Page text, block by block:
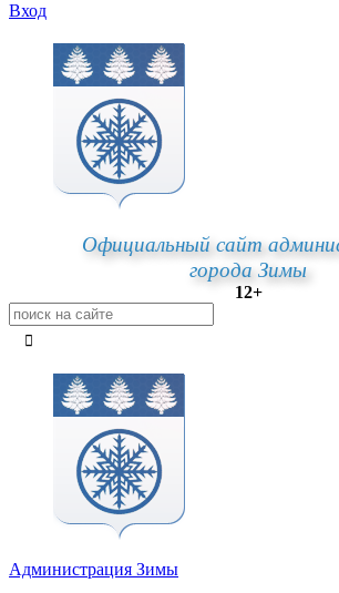
Вход
Официальный сайт
города Зимы
12+
Администрация Зимы